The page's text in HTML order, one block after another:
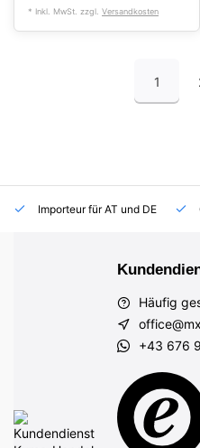
* Inkl. MwSt. zzgl. Versandkosten
1
Importeur für AT und DE
Häufig
+43 676